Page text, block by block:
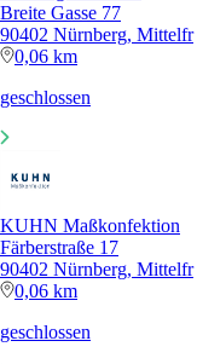
Breite Gasse 77
90402 Nürnberg, Mittelfr
0,06 km
geschlossen
KUHN Maßkonfektion
Färberstraße 17
90402 Nürnberg, Mittelfr
0,06 km
geschlossen